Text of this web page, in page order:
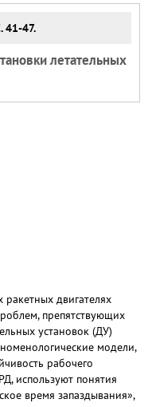
41-47.
летательных
двигателях
препятствующих
установок (ДУ)
модели,
рабочего
используют понятия
время запаздывания»,